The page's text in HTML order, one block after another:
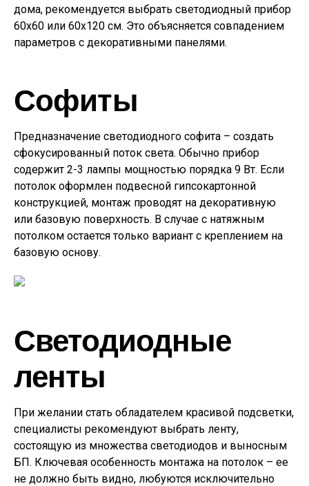
дома, рекомендуется выбрать светодиодный прибор
60х60 или 60х120 см. Это объясняется совпадением
параметров с декоративными панелями.
Софиты
Предназначение светодиодного софита – создать
сфокусированный поток света. Обычно прибор
содержит 2-3 лампы мощностью порядка 9 Вт. Если
потолок оформлен подвесной гипсокартонной
конструкцией, монтаж проводят на декоративную
или базовую поверхность. В случае с натяжным
потолком остается только вариант с креплением на
базовую основу.
Светодиодные
ленты
При желании стать обладателем красивой подсветки,
специалисты рекомендуют выбрать ленту,
состоящую из множества светодиодов и выносным
БП. Ключевая особенность монтажа на потолок – ее
не должно быть видно, любуются исключительно